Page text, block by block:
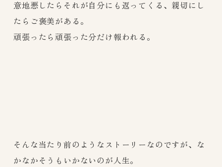
意地悪したらそれが自分にも返ってくる、親切にし
たらご褒美がある。
頑張ったら頑張った分だけ報われる。
そんな当たり前のようなストーリーなのですが、な
かなかそうもいかないのが人生。